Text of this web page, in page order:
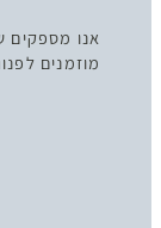
אנו מספקים
מוזמנים